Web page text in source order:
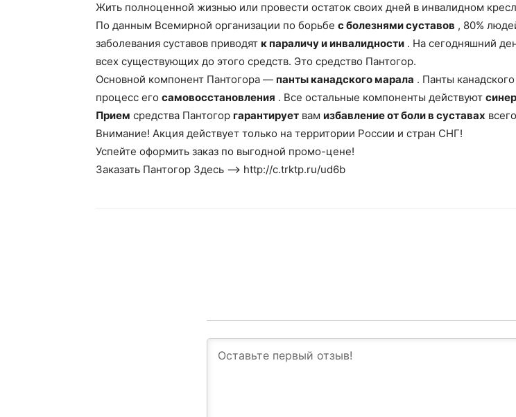
Жить полноценной жизнью или провести остаток своих дней в инвалидном
По данным Всемирной организации по борьбе с болезнями суставов , 80%
заболевания суставов приводят к параличу и инвалидности . На сегодняшний
всех существующих до этого средств. Это средство Пантогор.
Основной компонент Пантогора — панты канадского марала . Панты
процесс его самовосстановления . Все остальные компоненты действуют
Прием средства Пантогор гарантирует вам избавление от боли в суставах всего
Внимание! Акция действует только на территории России и стран СНГ!
Успейте оформить заказ по выгодной промо-цене!
Заказать Пантогор Здесь —> http://c.trktp.ru/ud6b